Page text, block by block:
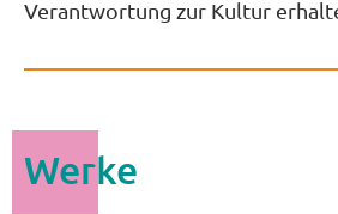
Verantwortung zur Kultur
Werke